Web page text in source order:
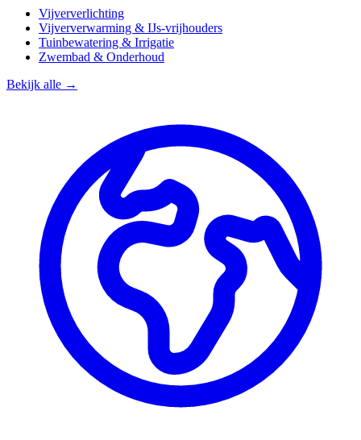
Vijververlichting
Vijververwarming & IJs-vrijhouders
Tuinbewatering & Irrigatie
Zwembad & Onderhoud
Bekijk alle →